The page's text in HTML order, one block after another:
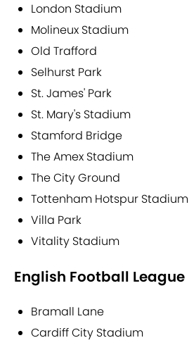
London Stadium
Molineux Stadium
Old Trafford
Selhurst Park
St. James' Park
St. Mary's Stadium
Stamford Bridge
The Amex Stadium
The City Ground
Tottenham Hotspur Stadium
Villa Park
Vitality Stadium
English Football League
Bramall Lane
Cardiff City Stadium